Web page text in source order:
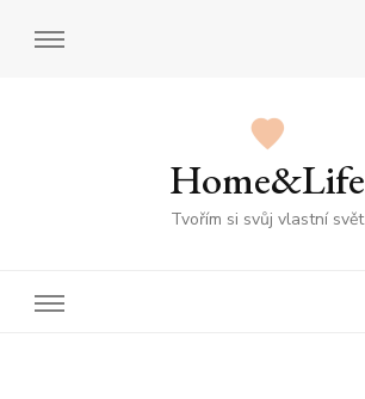
Home&Life
Tvořím si svůj vlastní svět